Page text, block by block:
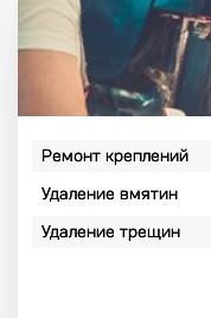
Ремонт креплений
Удаление вмятин
Удаление трещин